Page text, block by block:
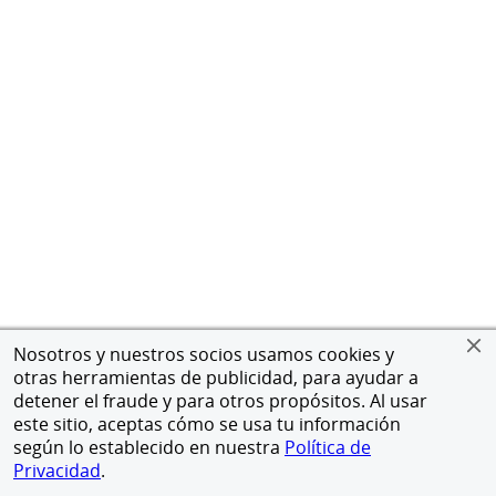
Nosotros y nuestros socios usamos cookies y
otras herramientas de publicidad, para ayudar a
detener el fraude y para otros propósitos. Al usar
este sitio, aceptas cómo se usa tu información
según lo establecido en nuestra Política de
Privacidad.